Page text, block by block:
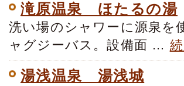
滝原温泉 ほたるの湯
洗い場のシャワーに源泉を
ャグジーバス。設備面 …
湯浅温泉 湯浅城